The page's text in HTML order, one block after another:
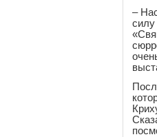
–
силу